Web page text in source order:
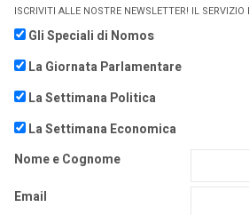
ISCRIVITI ALLE NOSTRE NEWSLETTER! IL SERVIZIO
Gli Speciali di Nomos
La Giornata Parlamentare
La Settimana Politica
La Settimana Economica
Nome e Cognome
Email